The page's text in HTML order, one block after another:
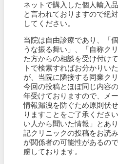
ネットで購入した個人輸入
と言われておりますので絶
してください。
当院は自由診療であり、「
うな振る舞い」、「自称ク
た方からの相談を受け付け
トで検索すればお分かりい
が、当院に隣接する同業ク
今回の投稿とほぼ同じ内容
年受けておりますので、メ
情報漏洩を防ぐため原則伏
りますことをご了承くださ
い人から聞いた情報」とあ
記クリニックの投稿をお読
が関係者の可能性があるの
慮しております。